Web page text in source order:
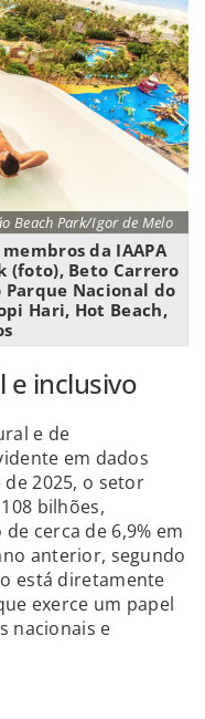
Beach Park/Igor de Melo
da IAAPA
(foto), Beto Carrero
Nacional do
Hari, Hot Beach,
e inclusivo
e de
em dados
2025, o setor
bilhões,
cerca de 6,9% em
anterior, segundo
está diretamente
exerce um papel
nacionais e